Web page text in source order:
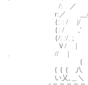
/: ／ /
r:／ __/
{: : / |/ ⌒Ｙ
{: / ,′ 八{/
{/: :/. ; {ヾ
Ｖ/ | 八 {
. // | V{ ＼
{ | ”ヽ
{ { { 八 |
い乂,＿